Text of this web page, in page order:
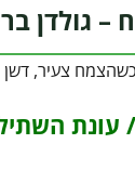
– גולדן
צעיר, דשן
עונת